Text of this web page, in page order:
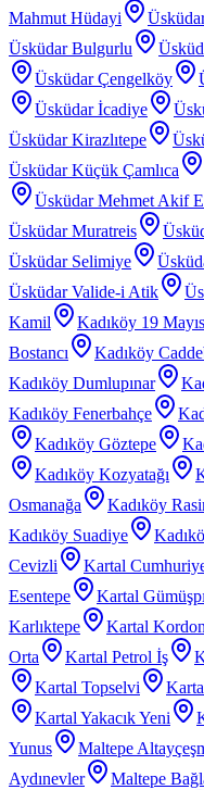
Mahmut Hüdayi
Üsküdar Bulgurlu
Üsküdar Çengelköy
Üsküdar İcadiye
Üsküdar Kirazlıtepe
Üsküdar Küçük Çamlıca
Üsküdar Mehmet Akif
Üsküdar Muratreis
Üsküdar Selimiye
Üsküdar Valide-i Atik
Kamil
Kadıköy 19 Mayıs
Bostancı
Kadıköy
Kadıköy Dumlupınar
Kadıköy Fenerbahçe
Kadıköy Göztepe
Kadıköy Kozyatağı
Osmanağa
Kadıköy
Kadıköy Suadiye
Cevizli
Kartal
Esentepe
Kartal
Karlıktepe
Kartal
Orta
Kartal Petrol İş
Kartal Topselvi
Kartal Yakacık Yeni
Yunus
Maltepe
Aydınevler
Maltepe